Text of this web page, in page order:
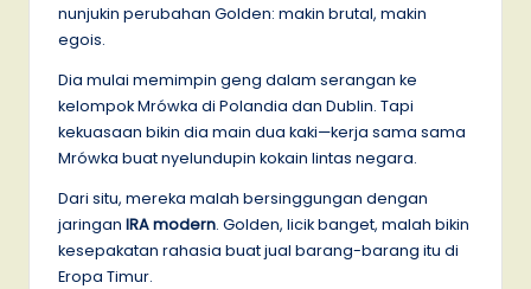
nunjukin perubahan Golden: makin brutal, makin
egois.
Dia mulai memimpin geng dalam serangan ke
kelompok Mrówka di Polandia dan Dublin. Tapi
kekuasaan bikin dia main dua kaki—kerja sama sama
Mrówka buat nyelundupin kokain lintas negara.
Dari situ, mereka malah bersinggungan dengan
jaringan IRA modern. Golden, licik banget, malah bikin
kesepakatan rahasia buat jual barang-barang itu di
Eropa Timur.